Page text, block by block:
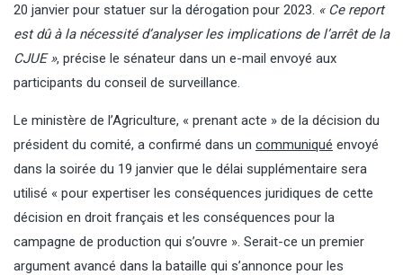
20 janvier pour statuer sur la dérogation pour 2023. « Ce report
est dû à la nécessité d’analyser les implications de l’arrêt de la
CJUE », précise le sénateur dans un e-mail envoyé aux
participants du conseil de surveillance.
Le ministère de l’Agriculture, « prenant acte » de la décision du
président du comité, a confirmé dans un communiqué envoyé
dans la soirée du 19 janvier que le délai supplémentaire sera
utilisé « pour expertiser les conséquences juridiques de cette
décision en droit français et les conséquences pour la
campagne de production qui s’ouvre ». Serait-ce un premier
argument avancé dans la bataille qui s’annonce pour les